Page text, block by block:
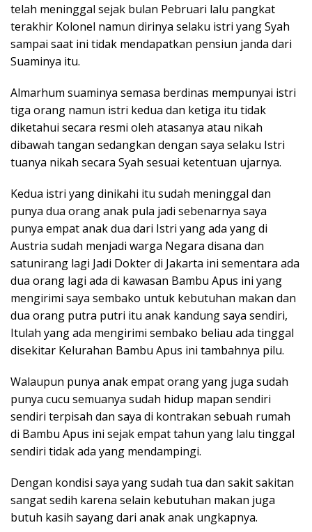
telah meninggal sejak bulan Pebruari lalu pangkat
terakhir Kolonel namun dirinya selaku istri yang Syah
sampai saat ini tidak mendapatkan pensiun janda dari
Suaminya itu.
Almarhum suaminya semasa berdinas mempunyai istri
tiga orang namun istri kedua dan ketiga itu tidak
diketahui secara resmi oleh atasanya atau nikah
dibawah tangan sedangkan dengan saya selaku Istri
tuanya nikah secara Syah sesuai ketentuan ujarnya.
Kedua istri yang dinikahi itu sudah meninggal dan
punya dua orang anak pula jadi sebenarnya saya
punya empat anak dua dari Istri yang ada yang di
Austria sudah menjadi warga Negara disana dan
satunirang lagi Jadi Dokter di Jakarta ini sementara ada
dua orang lagi ada di kawasan Bambu Apus ini yang
mengirimi saya sembako untuk kebutuhan makan dan
dua orang putra putri itu anak kandung saya sendiri,
Itulah yang ada mengirimi sembako beliau ada tinggal
disekitar Kelurahan Bambu Apus ini tambahnya pilu.
Walaupun punya anak empat orang yang juga sudah
punya cucu semuanya sudah hidup mapan sendiri
sendiri terpisah dan saya di kontrakan sebuah rumah
di Bambu Apus ini sejak empat tahun yang lalu tinggal
sendiri tidak ada yang mendampingi.
Dengan kondisi saya yang sudah tua dan sakit sakitan
sangat sedih karena selain kebutuhan makan juga
butuh kasih sayang dari anak anak ungkapnya.